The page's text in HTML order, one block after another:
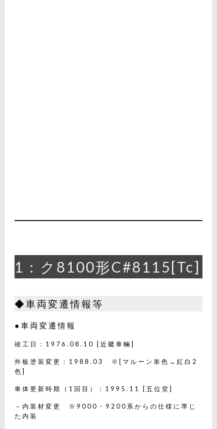
1：ク8100形C#8115[Tc]
◆車両変遷情報等
●車両変遷情報
竣工日：1976.08.10 [近畿車輛]
外板塗装変更：1988.03 ※[マルーン単色→紅白2
色]
車体更新時期（1回目）：1995.11 [五位堂]
－内装材変更 ※9000・9200系からの仕様に準じ
た内装